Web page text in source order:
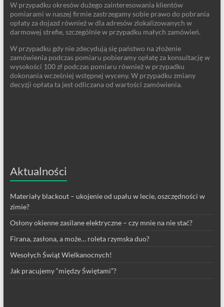
W przypadku okresów dużego zainteresowania klientów
pomiarami w naszej firmie zastrzegamy sobie prawo do pobrania
opłaty za dojazd również w dla adresów zlokalizowanych w
darmowej strefie, szczególnie w przypadku małych zamówień.
W przypadku gdy nie zdecydują się państwo na złożenie
zamówienia podczas pomiaru pobieramy opłatę za konsultację w
wysokości 100 zł podczas pomiaru również w przypadku
dokonania wcześniej wstępnej wyceny. W przypadku zmiany
decyzji opłata ta jest odliczana od wartości zamówienia.
Aktualności
Materiały blackout – ukojenie od upału w lecie, oszczędności w
zimie?
Osłony okienne zasilane elektryczne – czy mnie na nie stać?
Firana, zasłona, a może… roleta rzymska duo?
Wesołych Świąt Wielkanocnych!
Jak pracujemy “między Świętami”?